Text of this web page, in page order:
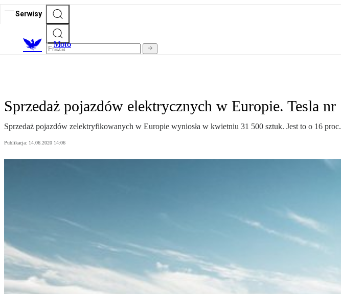
Serwisy
Moto
Sprzedaż pojazdów elektrycznych w Europie. Tesla nr
Sprzedaż pojazdów zelektryfikowanych w Europie wyniosła w kwietniu 31 500 sztuk. Jest to o 16
Publikacja: 14.06.2020 14:06